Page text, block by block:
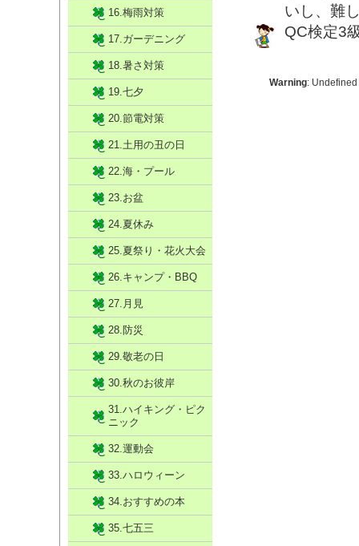
いし、難
QC検定3
Warning:
16.梅雨対策
17.ガーデニング
18.暑さ対策
19.七夕
20.節電対策
21.土用の丑の日
22.海・プール
23.お盆
24.夏休み
25.夏祭り・花火大会
26.キャンプ・BBQ
27.月見
28.防災
29.敬老の日
30.秋のお彼岸
31.ハイキング・ピク
ニック
32.運動会
33.ハロウィーン
34.おすすめの本
35.七五三